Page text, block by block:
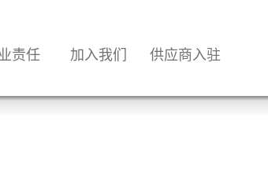
责任 加入我们 供应商入驻